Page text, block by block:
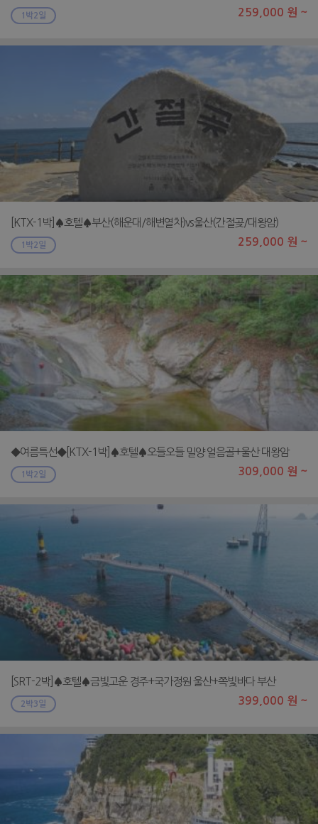
1박2일 259,000 원 ~
[KTX-1박]♠호텔♠부산(해운대/해변열차)vs울산(간절곶/대왕암)
1박2일 259,000 원 ~
◆여름특선◆[KTX-1박]♠호텔♠오들오들 밀양 얼음골+울산 대왕암
1박2일 309,000 원 ~
[SRT-2박]♠호텔♠금빛고운 경주+국가정원 울산+쪽빛바다 부산
2박3일 399,000 원 ~